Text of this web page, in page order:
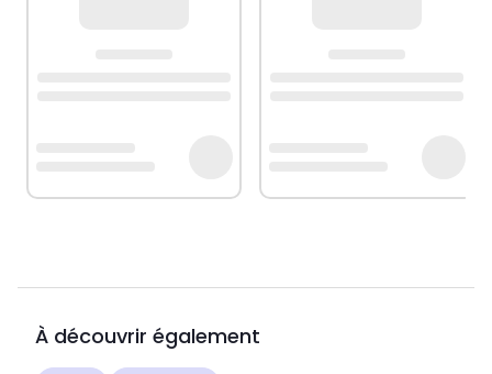
À découvrir également